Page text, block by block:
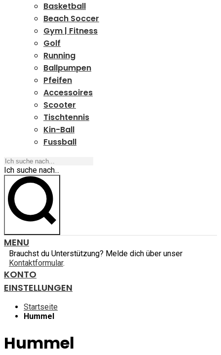
Basketball
Beach Soccer
Gym | Fitness
Golf
Running
Ballpumpen
Pfeifen
Accessoires
Scooter
Tischtennis
Kin-Ball
Fussball
Ich suche nach...
MENU
Brauchst du Unterstützung? Melde dich über unser
Kontaktformular.
KONTO
EINSTELLUNGEN
Startseite
Hummel
Hummel